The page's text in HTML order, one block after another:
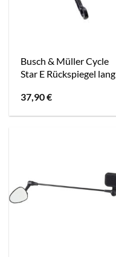
Busch & Müller Cycle
Star E Rückspiegel lang
37,90€